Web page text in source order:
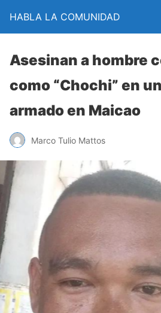
HABLA LA COMUNIDAD
Asesinan a hombre
como “Chochi” en
armado en Maicao
Marco Tulio Mattos